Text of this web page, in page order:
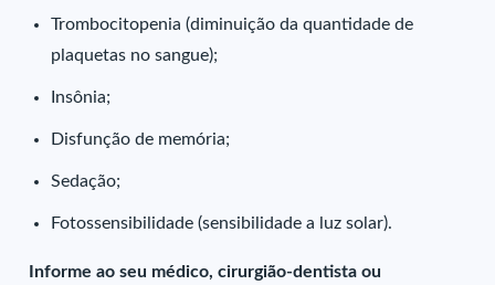
Trombocitopenia (diminuição da quantidade de
plaquetas no sangue);
Insônia;
Disfunção de memória;
Sedação;
Fotossensibilidade (sensibilidade a luz solar).
Informe ao seu médico, cirurgião-dentista ou